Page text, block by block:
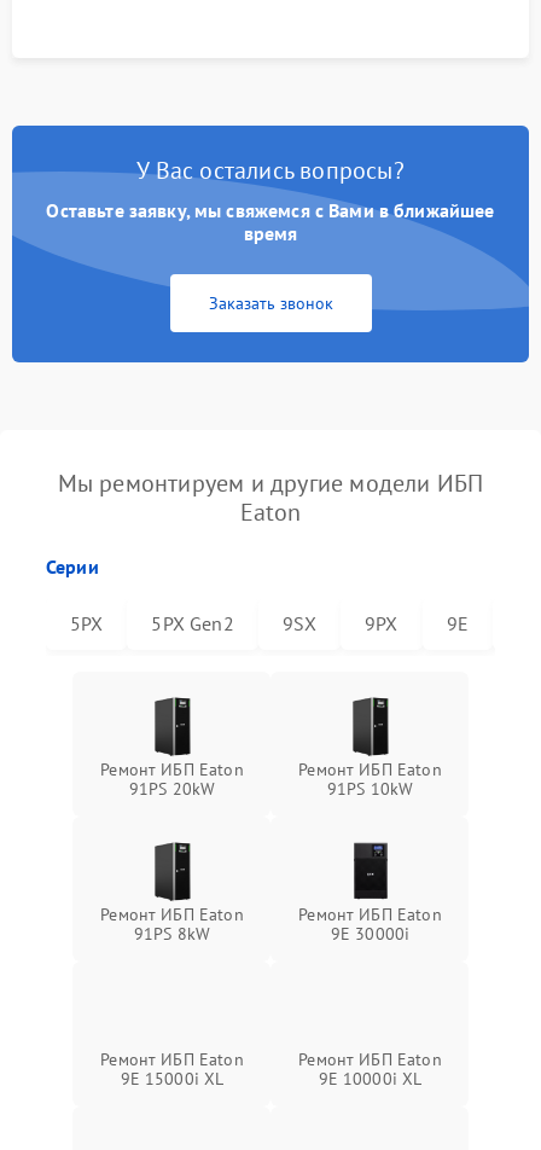
У Вас остались вопросы?
Оставьте заявку, мы свяжемся с Вами в ближайшее
время
Заказать звонок
Мы ремонтируем и другие модели ИБП
Eaton
Серии
5PX 5PX Gen2 9SX 9PX 9E
Ремонт ИБП Eaton
91PS 20kW
Ремонт ИБП Eaton
91PS 10kW
Ремонт ИБП Eaton
91PS 8kW
Ремонт ИБП Eaton
9E 30000i
Ремонт ИБП Eaton
9E 15000i XL
Ремонт ИБП Eaton
9E 10000i XL